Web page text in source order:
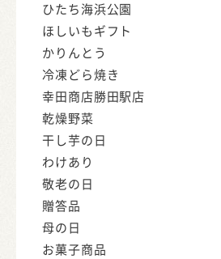
ひたち海浜公園
ほしいもギフト
かりんとう
冷凍どら焼き
幸田商店勝田駅店
乾燥野菜
干し芋の日
わけあり
敬老の日
贈答品
母の日
お菓子商品